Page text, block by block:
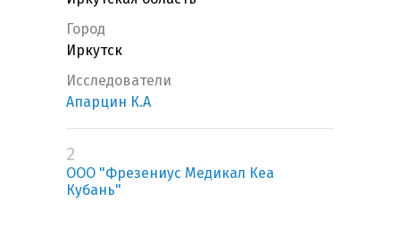
Город
Иркутск
Исследователи
Апарцин К.А
2
ООО "Фрезениус Медикал Кеа
Кубань"